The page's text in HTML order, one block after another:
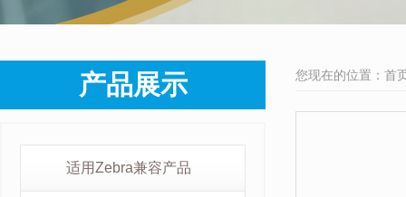
产品展示
适用Zebra兼容产品
您现在的位置： 首